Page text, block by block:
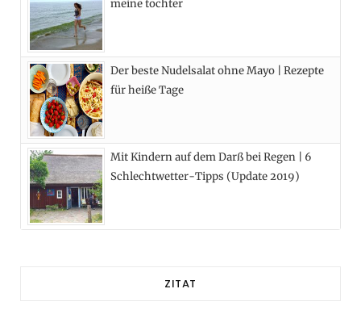
meine tochter
Der beste Nudelsalat ohne Mayo | Rezepte
für heiße Tage
Mit Kindern auf dem Darß bei Regen | 6
Schlechtwetter-Tipps (Update 2019)
ZITAT